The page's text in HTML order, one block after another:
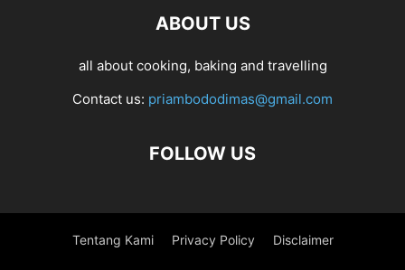
ABOUT US
all about cooking, baking and travelling
Contact us: priambododimas@gmail.com
FOLLOW US
Tentang Kami Privacy Policy Disclaimer